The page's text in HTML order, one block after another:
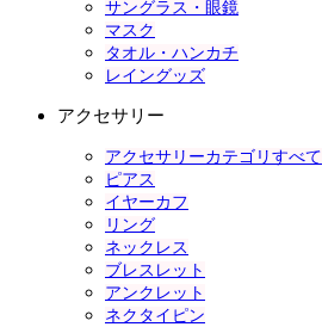
サングラス・眼鏡
マスク
タオル・ハンカチ
レイングッズ
アクセサリー
アクセサリーカテゴリすべて
ピアス
イヤーカフ
リング
ネックレス
ブレスレット
アンクレット
ネクタイピン